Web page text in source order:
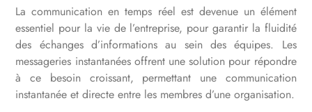
La communication en temps réel est devenue un élément
essentiel pour la vie de l’entreprise, pour garantir la fluidité
des échanges d’informations au sein des équipes. Les
messageries instantanées offrent une solution pour répondre
à ce besoin croissant, permettant une communication
instantanée et directe entre les membres d’une organisation.